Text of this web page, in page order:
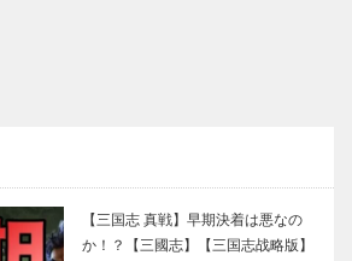
【三国志 真戦】早期決着は悪なの
か！？【三國志】【三国志战略版】